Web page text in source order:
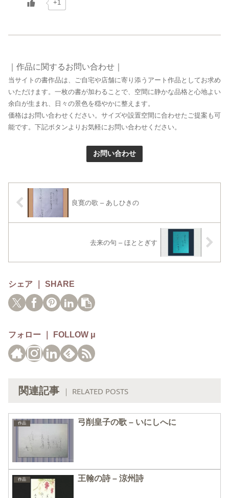
+1
｜作品に関するお問い合わせ｜
当サイトの書作品は、ご自宅や店舗に寄り添うアート作品としてお求め
いただけます。一枚の書が加わることで、空間に静かな品格と心地よい
余白が生まれ、日々の景色を穏やかに整えます。
価格はお問い合わせください。サイズや設置空間に合わせたご提案も可
能です。下記ボタンよりお気軽にお問い合わせください。
お問い合わせ
良寛の歌 – あしひきの
去来の句 – ほととぎす
シェア ｜ SHARE
フォロー ｜ FOLLOW μ
関連記事 ｜ RELATED POSTS
作品 弓削皇子の歌 – いにしへに
作品 王翰の詩 – 涼州詩